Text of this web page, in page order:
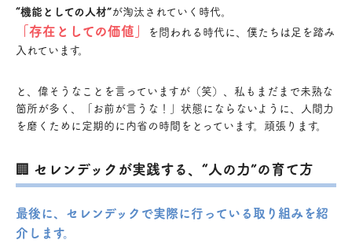
“機能としての人材”が淘汰されていく時代。
「存在としての価値」
を問われる時代に、僕たちは足を踏み
入れています。
と、偉そうなことを言っていますが（笑）、私もまだまで未熟な
箇所が多く、「お前が言うな！」状態にならないように、人間力
を磨くために定期的に内省の時間をとっています。頑張ります。
🏢 セレンデックが実践する、“人の力”の育て方
最後に、セレンデックで実際に行っている取り組みを紹
介します。